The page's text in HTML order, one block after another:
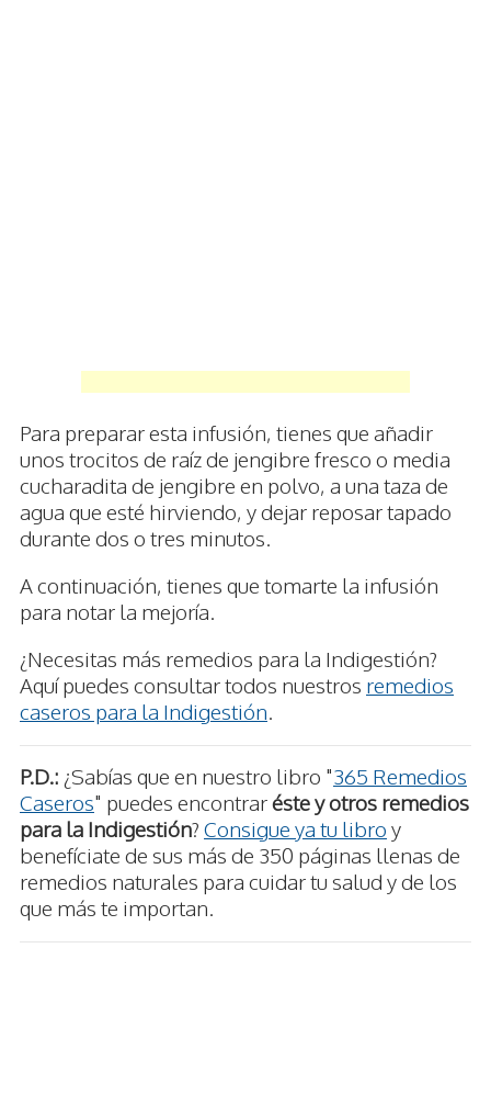
Para preparar esta infusión, tienes que añadir
unos trocitos de raíz de jengibre fresco o media
cucharadita de jengibre en polvo, a una taza de
agua que esté hirviendo, y dejar reposar tapado
durante dos o tres minutos.
A continuación, tienes que tomarte la infusión
para notar la mejoría.
¿Necesitas más remedios para la Indigestión?
Aquí puedes consultar todos nuestros remedios
caseros para la Indigestión.
P.D.: ¿Sabías que en nuestro libro "365 Remedios
Caseros" puedes encontraréste y otros remedios
para la Indigestión? Consigue ya tu libro y
benefíciate de sus más de 350 páginas llenas de
remedios naturales para cuidar tu salud y de los
que más te importan.